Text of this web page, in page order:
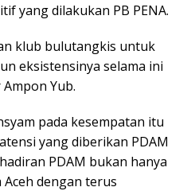
yang dilakukan PB PENA.
klub bulutangkis untuk
eksistensinya selama ini
Yub.
pada kesempatan itu
yang diberikan PDAM
PDAM bukan hanya
dengan terus